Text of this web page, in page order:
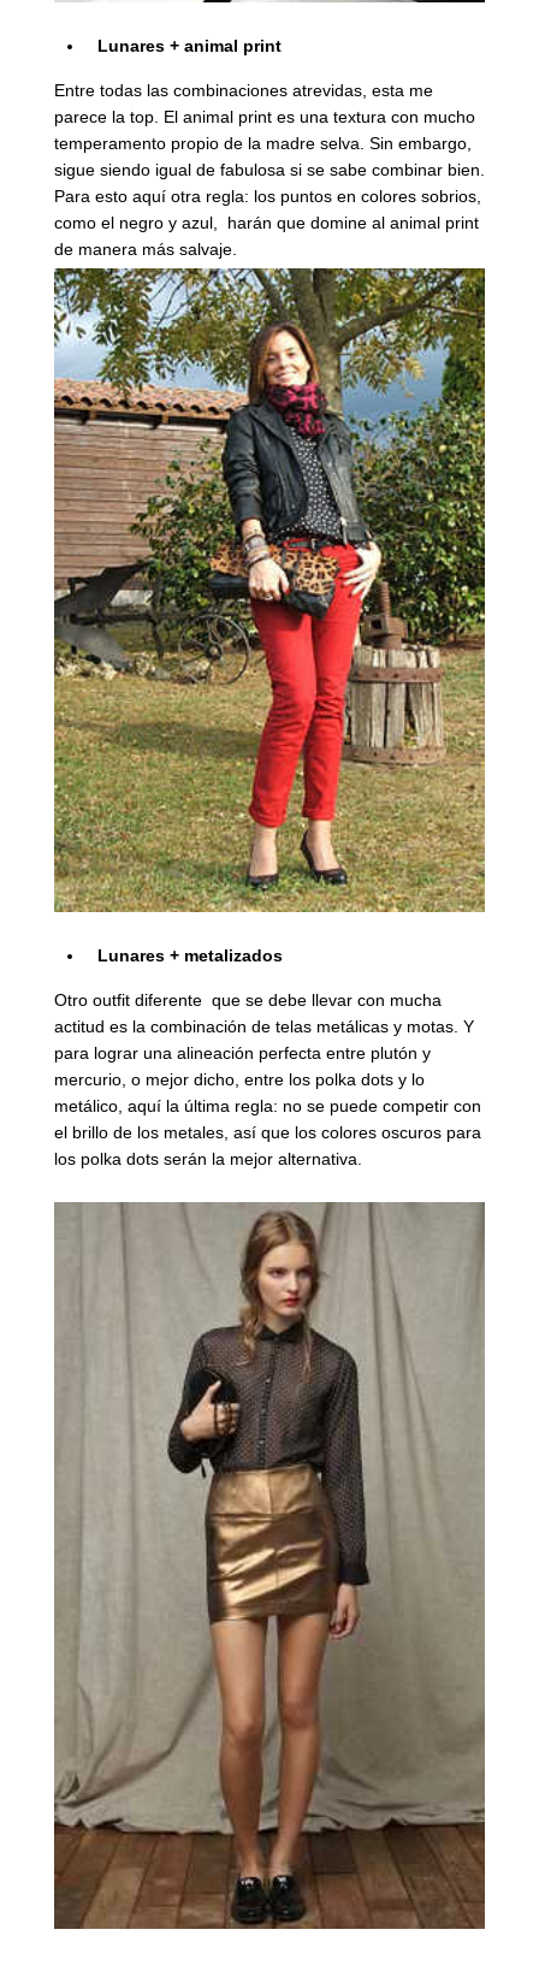
Lunares + animal print
Entre todas las combinaciones atrevidas, esta me
parece la top. El animal print es una textura con mucho
temperamento propio de la madre selva. Sin embargo,
sigue siendo igual de fabulosa si se sabe combinar bien.
Para esto aquí otra regla: los puntos en colores sobrios,
como el negro y azul, harán que domine al animal print
de manera más salvaje.
Lunares + metalizados
Otro outfit diferente que se debe llevar con mucha
actitud es la combinación de telas metálicas y motas. Y
para lograr una alineación perfecta entre plutón y
mercurio, o mejor dicho, entre los polka dots y lo
metálico, aquí la última regla: no se puede competir con
el brillo de los metales, así que los colores oscuros para
los polka dots serán la mejor alternativa.